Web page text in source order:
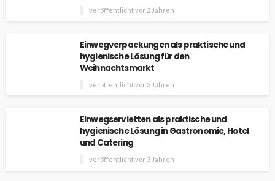
veröffentlicht vor 2 Jahren
Einwegverpackungen als praktische und
hygienische Lösung für den
Weihnachtsmarkt
veröffentlicht vor 3 Jahren
Einwegservietten als praktische und
hygienische Lösung in Gastronomie, Hotel
und Catering
veröffentlicht vor 3 Jahren